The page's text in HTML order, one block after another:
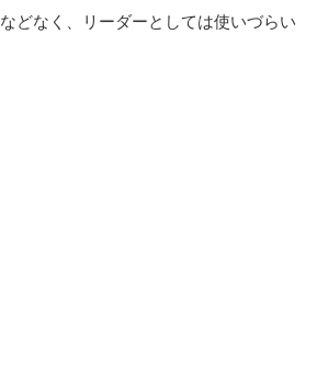
どなく、リーダーとしては使いづらい